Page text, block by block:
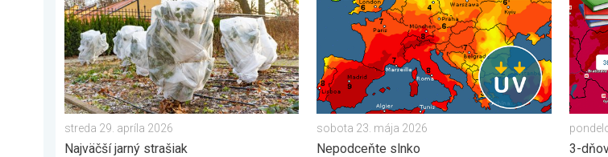
streda 29. apríla 2026
Najväčší jarný strašiak
sobota 23. mája 2026
Nepodceňte slnko 3-